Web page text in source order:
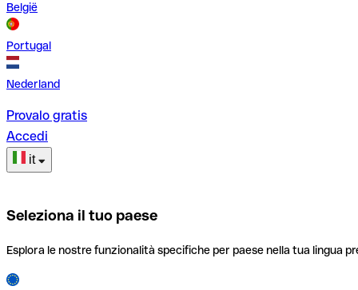
België
Portugal
Nederland
Provalo gratis
Accedi
it
Seleziona il tuo paese
Esplora le nostre funzionalità specifiche per paese nella tua lingua